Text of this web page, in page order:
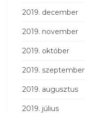
2019. december
2019. november
2019. október
2019. szeptember
2019. augusztus
2019. július